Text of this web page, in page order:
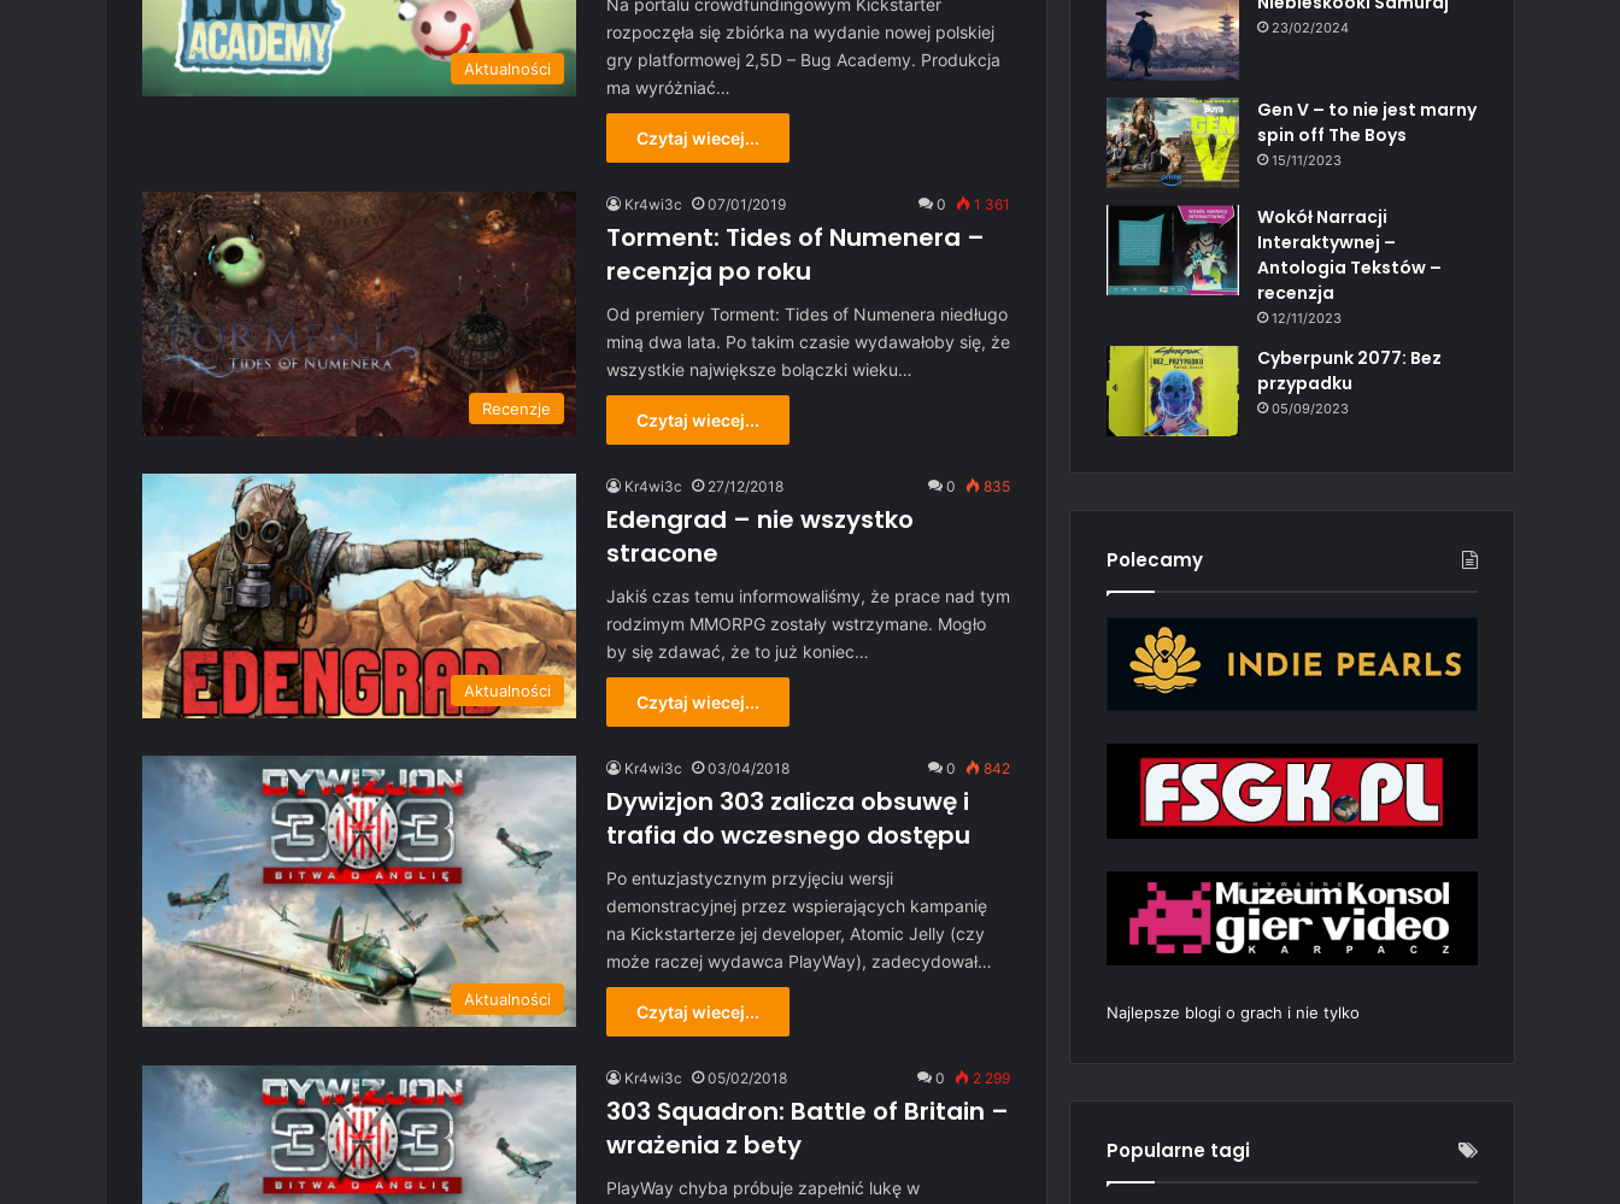
Aktualności
Na portalu crowdfundingowym Kickstarter
rozpoczęła się zbiórka na wydanie nowej polskiej
gry platformowej 2,5D – Bug Academy. Produkcja
ma wyróżniać…
Czytaj wiecej...
Recenzje
Kr4wi3c 07/01/2019 0 1 361
Torment: Tides of Numenera –
recenzja po roku
Od premiery Torment: Tides of Numenera niedługo
miną dwa lata. Po takim czasie wydawałoby się, że
wszystkie największe bolączki wieku…
Czytaj wiecej...
Aktualności
Kr4wi3c 27/12/2018 0 835
Edengrad – nie wszystko
stracone
Jakiś czas temu informowaliśmy, że prace nad tym
rodzimym MMORPG zostały wstrzymane. Mogło
by się zdawać, że to już koniec…
Czytaj wiecej...
Aktualności
Kr4wi3c 03/04/2018 0 842
Dywizjon 303 zalicza obsuwę i
trafia do wczesnego dostępu
Po entuzjastycznym przyjęciu wersji
demonstracyjnej przez wspierających kampanię
na Kickstarterze jej developer, Atomic Jelly (czy
może raczej wydawca PlayWay), zadecydował…
Czytaj wiecej...
Kr4wi3c 05/02/2018 0 2 299
303 Squadron: Battle of Britain –
wrażenia z bety
PlayWay chyba próbuje zapełnić lukę w
23/02/2024
Gen V – to nie jest marny
spin off The Boys
15/11/2023
Wokół Narracji
Interaktywnej –
Antologia Tekstów –
recenzja
12/11/2023
Cyberpunk 2077: Bez
przypadku
05/09/2023
Polecamy
Najlepsze blogi o grach i nie tylko
Popularne tagi